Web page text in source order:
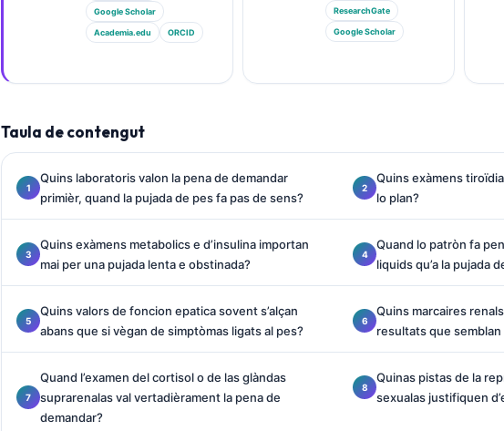
Google Scholar
Academia.edu ORCID
ResearchGate
Google Scholar
Taula de contengut
Quins laboratoris valon la pena de demandar
primièr, quand la pujada de pes fa pas de sens?
Quins exàmens
lo plan?
Quins exàmens metabolics e d’insulina importan
mai per una pujada lenta e obstinada?
Quand lo patròn fa
liquids qu’a la pujada
Quins valors de foncion epatica sovent s’alçan
abans que si vègan de simptòmas ligats al pes?
Quins marcaires
resultats que semblan
Quand l’examen del cortisol o de las glàndas
suprarenalas val vertadièrament la pena de
demandar?
Quinas pistas de la
sexualas justifiquen